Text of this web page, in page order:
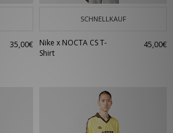
35,00€
SCHNELLKAUF
Nike x NOCTA CS T-
Shirt
45,00€